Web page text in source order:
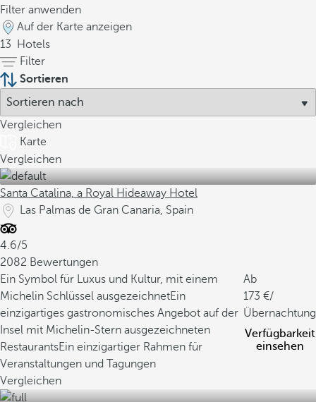
Filter anwenden
Auf der Karte anzeigen
13
Hotels
Filter
Sortieren
Vergleichen
Karte
Vergleichen
Santa Catalina, a Royal Hideaway Hotel
Las Palmas de Gran Canaria, Spain
4.6/5
2082 Bewertungen
Ein Symbol für Luxus und Kultur, mit einem
Michelin Schlüssel ausgezeichnetEin
einzigartiges gastronomisches Angebot auf der
Insel mit Michelin-Stern ausgezeichneten
RestaurantsEin einzigartiger Rahmen für
Veranstaltungen und Tagungen
Ab
173
/
Übernachtung
Verfügbarkeit
einsehen
Vergleichen